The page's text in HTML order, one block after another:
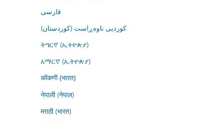
فارسى
کوردیی ناوەڕاست (کوردستان)
ትግርኛ (ኢትዮጵያ)
አማርኛ (ኢትዮጵያ)
कोंकणी (भारत)
नेपाली (नेपाल)
मराठी (भारत)